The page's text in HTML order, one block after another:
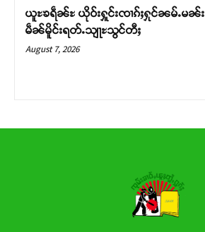
ယူႊၶရဵၼ်ႊ ယိုဝ်းႁူင်းၸၢၵ်ႈႁုင်ၼမ်ႉမၼ်း
မဵၼ်မိူင်းရတ်ႉသျႃႊသွင်တီႈ
August 7, 2026